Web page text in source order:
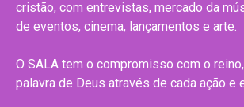
cristão, com entrevistas, mercado da
de eventos, cinema, lançamentos e arte.
O SALA tem o compromisso com o
palavra de Deus através de cada ação e